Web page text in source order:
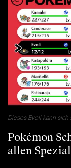
Dieses Evoli kann
Pokémon
allen